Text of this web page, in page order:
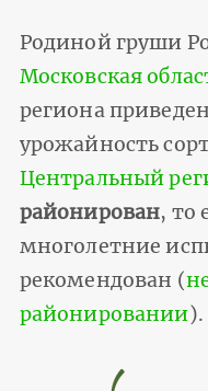
Родиной груши
Московская
региона
урожайность
Центральный
районирован, то
многолетние
рекомендован (
районировании).